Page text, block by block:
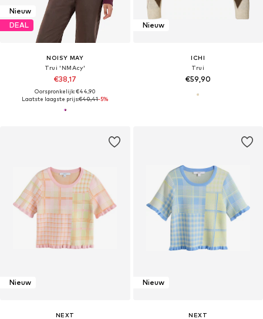
Nieuw
DEAL
NOISY MAY
Trui 'NMAcy'
€38,17
Oorspronkelijk: €44,90
Laatste laagste prijs:€40,41-5%
Nieuw
ICHI
Trui
€59,90
Nieuw
NEXT
Nieuw
NEXT